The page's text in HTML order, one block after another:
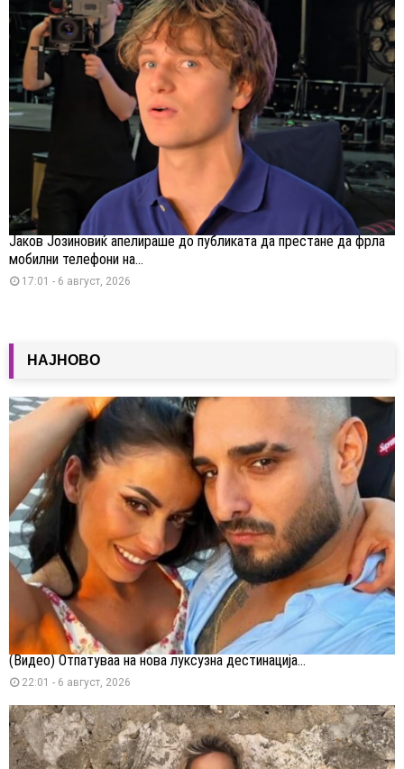
Јаков Јозиновиќ апелираше до публиката да престане да фрла
мобилни телефони на...
17:01 - 6 август, 2026
НАЈНОВО
(Видео) Отпатуваа на нова луксузна дестинација...
22:01 - 6 август, 2026